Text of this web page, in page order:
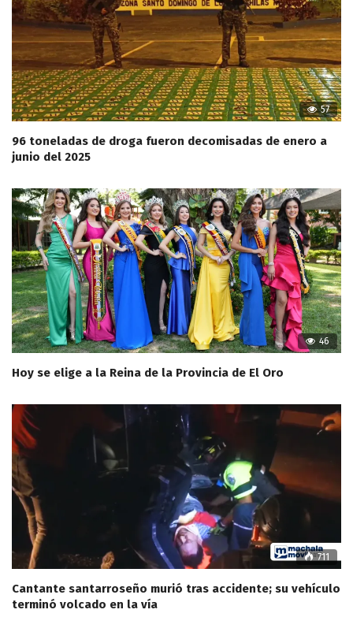
57
96 toneladas de droga fueron decomisadas de enero a
junio del 2025
46
Hoy se elige a la Reina de la Provincia de El Oro
711
Cantante santarroseño murió tras accidente; su vehículo
terminó volcado en la vía